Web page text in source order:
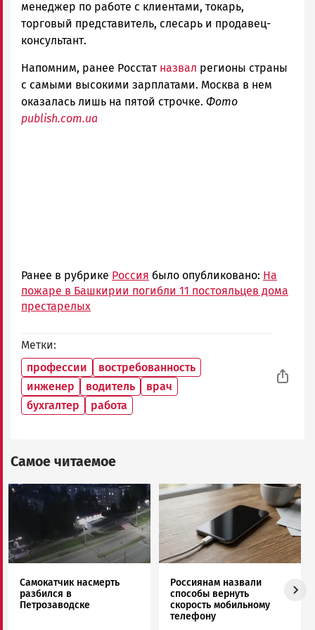
менеджер по работе с клиентами, токарь,
торговый представитель, слесарь и продавец-
консультант.
Напомним, ранее Росстат назвал регионы страны
с самыми высокими зарплатами. Москва в нем
оказалась лишь на пятой строчке. Фото
publish.com.ua
Ранее в рубрике Россия было опубликовано: На
пожаре в Башкирии погибли 11 постояльцев дома
престарелых
Метки
профессии
востребованность
инженер
водитель
врач
бухгалтер
работа
Самое читаемое
Image
Самокатчик насмерть
разбился в
Петрозаводске
Image
Россиянам назвали
способы вернуть
скорость мобильному
телефону